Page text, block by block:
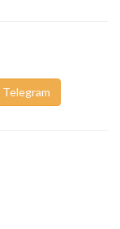
Telegram